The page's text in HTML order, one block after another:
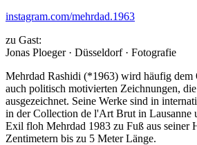
instagram.com/mehrdad.1963
zu Gast:
Jonas Ploeger · Düsseldorf · Fotografie
Mehrdad Rashidi (*1963) wird häufig dem
auch politisch motivierten Zeichnungen,
ausgezeichnet. Seine Werke sind in
in der Collection de l'Art Brut in Lausanne
Exil floh Mehrdad 1983 zu Fuß aus seiner
Zentimetern bis zu 5 Meter Länge.